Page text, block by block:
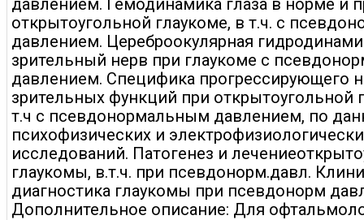
давлением. Гемодинамика глаза в норме и
открытоугольной глаукоме, в т.ч. с
давлением. Цереброокулярная
зрительный нерв при глаукоме с
давлением. Специфика прогрессирующего
зрительных функций при открытоугольной
т.ч с псевдонормальным давлением, по
психофизических и
исследований. Патогенез и
глаукомы, в.т.ч. при псевдонорм.давл.
диагностика глаукомы при псевдонорм
Дополнительное описание: Для